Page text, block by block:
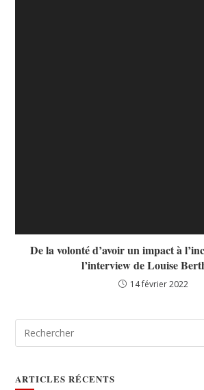
De la volonté d’avoir un impact à
l’interview de Louise
14 février 2022
ARTICLES RÉCENTS